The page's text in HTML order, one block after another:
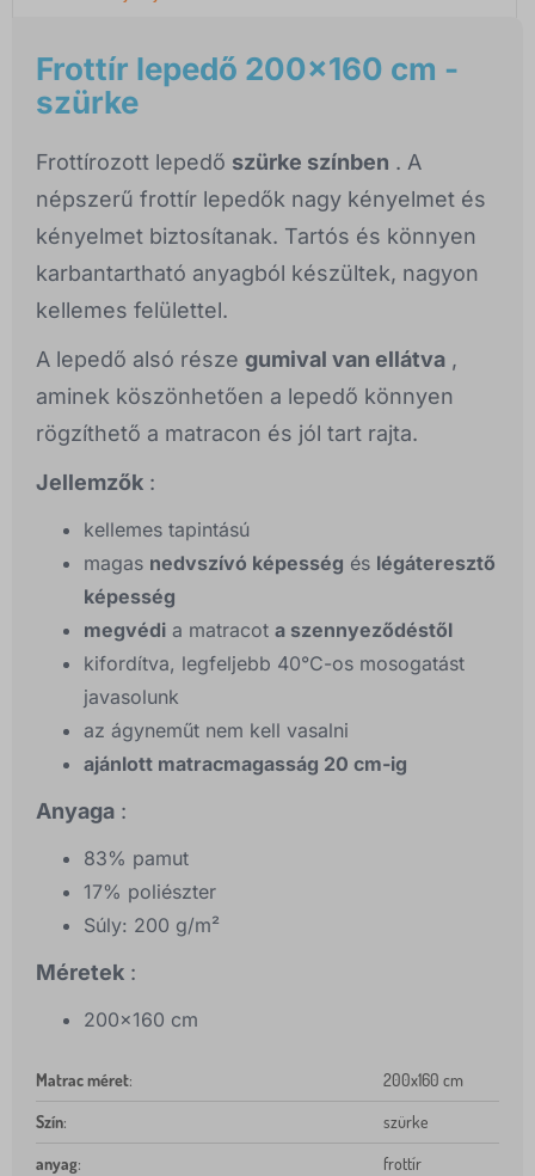
Frottír lepedő 200x160 cm -
szürke
Frottírozott lepedő szürke színben . A
népszerű frottír lepedők nagy kényelmet és
kényelmet biztosítanak. Tartós és könnyen
karbantartható anyagból készültek, nagyon
kellemes felülettel.
A lepedő alsó része gumival van ellátva ,
aminek köszönhetően a lepedő könnyen
rögzíthető a matracon és jól tart rajta.
Jellemzők :
kellemes tapintású
magas nedvszívó képesség és légáteresztő
képesség
megvédi a matracot a szennyeződéstől
kifordítva, legfeljebb 40°C-os mosogatást
javasolunk
az ágyneműt nem kell vasalni
ajánlott matracmagasság 20 cm-ig
Anyaga :
83% pamut
17% poliészter
Súly: 200 g/m²
Méretek :
200x160 cm
Matrac méret: 200x160 cm
Szín: szürke
anyag: frottír